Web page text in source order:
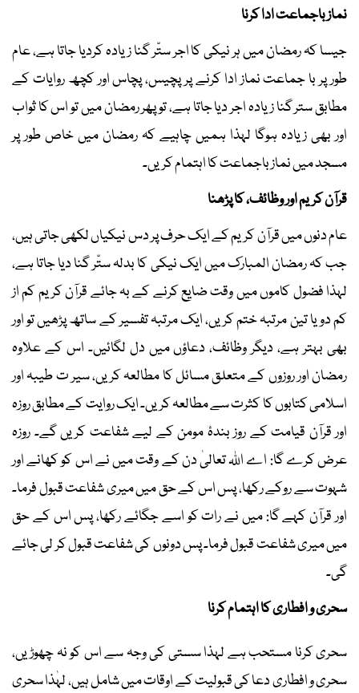
نماز باجماعت ادا کرنا
جیسا کہ رمضان میں ہر نیکی کا اجر ستّر گنا زیادہ کردیا جاتا ہے، عام
طور پر با جماعت نماز ادا کرنے پر پچیس، پچاس اور کچھ روایات کے
مطابق ستر گنا زیادہ اجر دیا جاتا ہے، تو پھر رمضان میں تو اس کا ثواب
اور بھی زیادہ ہوگا لہذا ہمیں چاہیے کہ رمضان میں خاص طور پر
مسجد میں نماز باجماعت کا اہتمام کریں۔
قرآن کریم اور وظائف، کا پڑھنا
عام دنوں میں قرآن کریم کے ایک حرف پر دس نیکیاں لکھی جاتی ہیں،
جب کہ رمضان المبارک میں ایک نیکی کا بدلہ ستّر گنا دیا جاتا ہے،
لہذا فضول کاموں میں وقت ضایع کرنے کے بہ جائے قرآن کریم کم از
کم دو یا تین مرتبہ ختم کریں، ایک مرتبہ تفسیر کے ساتھ پڑھیں تو اور
بھی بہتر ہے، دیگر وظائف، دعاؤں میں دل لگائیں۔ اس کے علاوہ
رمضان اور روزوں کے متعلق مسائل کا مطالعہ کریں، سیر ت طیبہ اور
اسلامی کتابوں کا کثرت سے مطالعہ کریں۔ ایک روایت کے مطابق روزہ
اور قرآن قیامت کے روز بندۂ مومن کے لیے شفاعت کریں گے۔ روزہ
عرض کرے گا: اے اﷲ تعالیٰ دن کے وقت میں نے اس کو کھانے اور
شہوت سے روکے رکھا، پس اس کے حق میں میری شفاعت قبول فرما۔
اور قرآن کہے گا: میں نے رات کو اسے جگائے رکھا، پس اس کے حق
میں میری شفاعت قبول فرما۔ پس دونوں کی شفاعت قبول کر لی جائے
گی۔
سحری و افطاری کا اہتمام کرنا
سحری کرنا مستحب ہے لہذا سستی کی وجہ سے اس کو نہ چھوڑیں،
سحری و افطاری دعا کی قبولیت کے اوقات میں شامل ہیں، لہٰذا سحری